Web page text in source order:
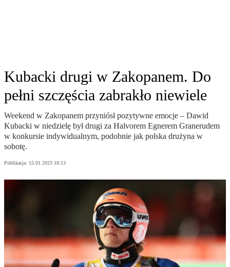
Kubacki drugi w Zakopanem. Do
pełni szczęścia zabrakło niewiele
Weekend w Zakopanem przyniósł pozytywne emocje – Dawid
Kubacki w niedzielę był drugi za Halvorem Egnerem Granerudem
w konkursie indywidualnym, podobnie jak polska drużyna w
sobotę.
Publikacja: 15.01.2023 18:13